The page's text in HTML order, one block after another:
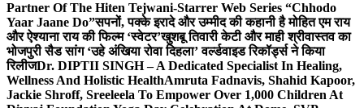
Partner Of The Hiten Tejwani-Starrer Web Series “Chhodo
Yaar Jaane Do”सपनों, पक्के इरादे और उम्मीद की कहानी है मोहित एम राय
और ऐश्याना राय की फिल्म ‘स्वेटर’खुशबू तिवारी केटी और माही श्रीवास्तव का
भोजपुरी सैड सांग ‘उहे अंखिया रोवा दिहला’ वर्ल्डवाइड रिकॉर्ड्स ने किया
रिलीजDr. DIPTII SINGH – A Dedicated Specialist In Healing,
Wellness And Holistic HealthAmruta Fadnavis, Shahid Kapoor,
Jackie Shroff, Sreeleela To Empower Over 1,000 Children At